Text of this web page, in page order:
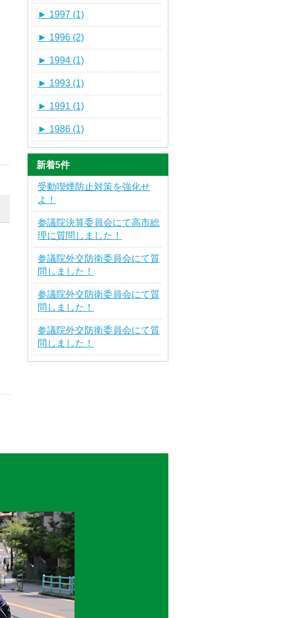
► 1997 (1)
► 1996 (2)
► 1994 (1)
► 1993 (1)
► 1991 (1)
► 1986 (1)
新着5件
受動喫煙防止対策を強化せ
よ！
参議院決算委員会にて高市総
理に質問しました！
参議院外交防衛委員会にて質
問しました！
参議院外交防衛委員会にて質
問しました！
参議院外交防衛委員会にて質
問しました！